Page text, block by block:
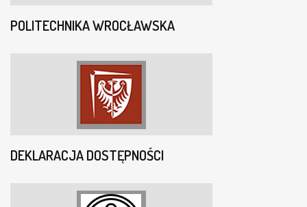
POLITECHNIKA WROCŁAWSKA
DEKLARACJA DOSTĘPNOŚCI